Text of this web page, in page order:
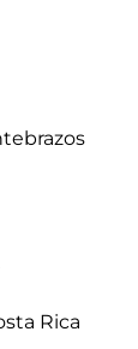
Rica